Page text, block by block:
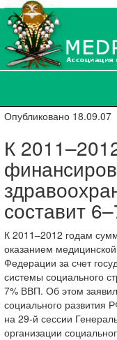
Опубликовано 18.09.07
К
составит
К 2011–2012 годам
оказанием
Федерации за счет
системы социального
7% ВВП. Об этом
социального развития
на 29-й сессии
организации